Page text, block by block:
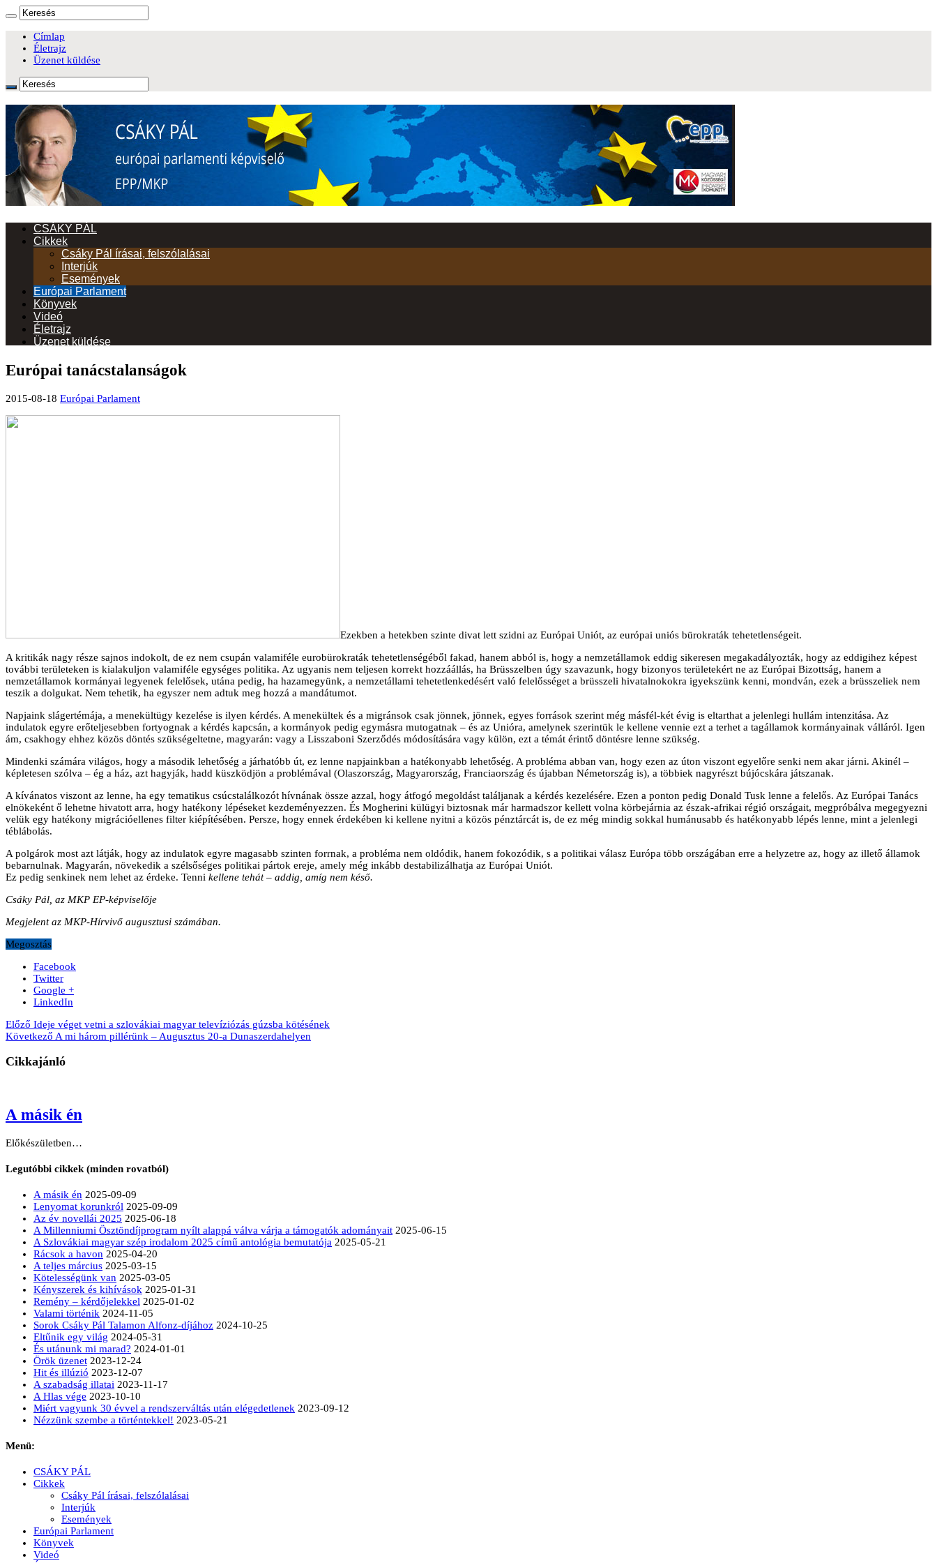
Címlap
Életrajz
Üzenet küldése
CSÁKY PÁL
Cikkek
Csáky Pál írásai, felszólalásai
Interjúk
Események
Európai Parlament
Könyvek
Videó
Életrajz
Üzenet küldése
Európai tanácstalanságok
2015-08-18 Európai Parlament
Ezekben a hetekben szinte divat lett szidni az Európai Uniót, az európai uniós bürokraták tehetetlenségeit.
A kritikák nagy része sajnos indokolt, de ez nem csupán valamiféle eurobürokraták tehetetlenségéből fakad, hanem abból is, hogy a nemzetállamok eddig sikeresen megakadályozták, hogy az eddigihez képest
további területeken is kialakuljon valamiféle egységes politika. Az ugyanis nem teljesen korrekt hozzáállás, ha Brüsszelben úgy szavazunk, hogy bizonyos területekért ne az Európai Bizottság, hanem a
nemzetállamok kormányai legyenek felelősek, utána pedig, ha hazamegyünk, a nemzetállami tehetetlenkedésért való felelősséget a brüsszeli hivatalnokokra igyekszünk kenni, mondván, ezek a brüsszeliek nem
teszik a dolgukat. Nem tehetik, ha egyszer nem adtuk meg hozzá a mandátumot.
Napjaink slágertémája, a menekültügy kezelése is ilyen kérdés. A menekültek és a migránsok csak jönnek, jönnek, egyes források szerint még másfél-két évig is eltarthat a jelenlegi hullám intenzitása. Az
indulatok egyre erőteljesebben fortyognak a kérdés kapcsán, a kormányok pedig egymásra mutogatnak – és az Unióra, amelynek szerintük le kellene vennie ezt a terhet a tagállamok kormányainak válláról. Igen
ám, csakhogy ehhez közös döntés szükségeltetne, magyarán: vagy a Lisszaboni Szerződés módosítására vagy külön, ezt a témát érintő döntésre lenne szükség.
Mindenki számára világos, hogy a második lehetőség a járhatóbb út, ez lenne napjainkban a hatékonyabb lehetőség. A probléma abban van, hogy ezen az úton viszont egyelőre senki nem akar járni. Akinél –
képletesen szólva – ég a ház, azt hagyják, hadd küszködjön a problémával (Olaszország, Magyarország, Franciaország és újabban Németország is), a többiek nagyrészt bújócskára játszanak.
A kívánatos viszont az lenne, ha egy tematikus csúcstalálkozót hívnának össze azzal, hogy átfogó megoldást találjanak a kérdés kezelésére. Ezen a ponton pedig Donald Tusk lenne a felelős. Az Európai Tanács
elnökeként ő lehetne hivatott arra, hogy hatékony lépéseket kezdeményezzen. És Mogherini külügyi biztosnak már harmadszor kellett volna körbejárnia az észak-afrikai régió országait, megpróbálva megegyezni
velük egy hatékony migrációellenes filter kiépítésében. Persze, hogy ennek érdekében ki kellene nyitni a közös pénztárcát is, de ez még mindig sokkal humánusabb és hatékonyabb lépés lenne, mint a jelenlegi
téblábolás.
A polgárok most azt látják, hogy az indulatok egyre magasabb szinten forrnak, a probléma nem oldódik, hanem fokozódik, s a politikai válasz Európa több országában erre a helyzetre az, hogy az illető államok
bebarnulnak. Magyarán, növekedik a szélsőséges politikai pártok ereje, amely még inkább destabilizálhatja az Európai Uniót.
Ez pedig senkinek nem lehet az érdeke. Tenni kellene tehát – addig, amíg nem késő.
Csáky Pál, az MKP EP-képviselője
Megjelent az MKP-Hírvivő augusztusi számában.
Megosztás
Facebook
Twitter
Google +
LinkedIn
Előző Ideje véget vetni a szlovákiai magyar televíziózás gúzsba kötésének
Következő A mi három pillérünk – Augusztus 20-a Dunaszerdahelyen
Cikkajánló
A másik én
Előkészületben…
Legutóbbi cikkek (minden rovatból)
A másik én 2025-09-09
Lenyomat korunkról 2025-09-09
Az év novellái 2025 2025-06-18
A Millenniumi Ösztöndíjprogram nyílt alappá válva várja a támogatók adományait 2025-06-15
A Szlovákiai magyar szép irodalom 2025 című antológia bemutatója 2025-05-21
Rácsok a havon 2025-04-20
A teljes március 2025-03-15
Kötelességünk van 2025-03-05
Kényszerek és kihívások 2025-01-31
Remény – kérdőjelekkel 2025-01-02
Valami történik 2024-11-05
Sorok Csáky Pál Talamon Alfonz-díjához 2024-10-25
Eltűnik egy világ 2024-05-31
És utánunk mi marad? 2024-01-01
Örök üzenet 2023-12-24
Hit és illúzió 2023-12-07
A szabadság illatai 2023-11-17
A Hlas vége 2023-10-10
Miért vagyunk 30 évvel a rendszerváltás után elégedetlenek 2023-09-12
Nézzünk szembe a történtekkel! 2023-05-21
Menü:
CSÁKY PÁL
Cikkek
Csáky Pál írásai, felszólalásai
Interjúk
Események
Európai Parlament
Könyvek
Videó